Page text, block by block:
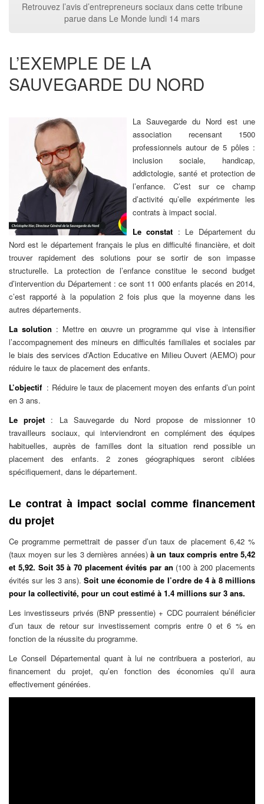
Retrouvez l’avis d’entrepreneurs sociaux dans cette tribune
parue dans Le Monde lundi 14 mars
L’EXEMPLE DE LA
SAUVEGARDE DU NORD
La Sauvegarde du Nord est une
association recensant 1500
professionnels autour de 5 pôles :
inclusion sociale, handicap,
addictologie, santé et protection de
l’enfance. C’est sur ce champ
d’activité qu’elle expérimente les
contrats à impact social.
Le constat : Le Département du
Nord est le département français le plus en difficulté financière, et doit
trouver rapidement des solutions pour se sortir de son impasse
structurelle. La protection de l’enfance constitue le second budget
d’intervention du Département : ce sont 11 000 enfants placés en 2014,
c’est rapporté à la population 2 fois plus que la moyenne dans les
autres départements.
La solution : Mettre en œuvre un programme qui vise à intensifier
l’accompagnement des mineurs en difficultés familiales et sociales par
le biais des services d’Action Educative en Milieu Ouvert (AEMO) pour
réduire le taux de placement des enfants.
L’objectif : Réduire le taux de placement moyen des enfants d’un point
en 3 ans.
Le projet : La Sauvegarde du Nord propose de missionner 10
travailleurs sociaux, qui interviendront en complément des équipes
habituelles, auprès de familles dont la situation rend possible un
placement des enfants. 2 zones géographiques seront ciblées
spécifiquement, dans le département.
Le contrat à impact social comme financement
du projet
Ce programme permettrait de passer d’un taux de placement 6,42 %
(taux moyen sur les 3 dernières années)à un taux compris entre 5,42
et 5,92. Soit 35 à 70 placement évités par an (100 à 200 placements
évités sur les 3 ans). Soit une économie de l’ordre de 4 à 8 millions
pour la collectivité, pour un cout estimé à 1.4 millions sur 3 ans.
Les investisseurs privés (BNP pressentie) + CDC pourraient bénéficier
d’un taux de retour sur investissement compris entre 0 et 6 % en
fonction de la réussite du programme.
Le Conseil Départemental quant à lui ne contribuera a posteriori, au
financement du projet, qu’en fonction des économies qu’il aura
effectivement générées.